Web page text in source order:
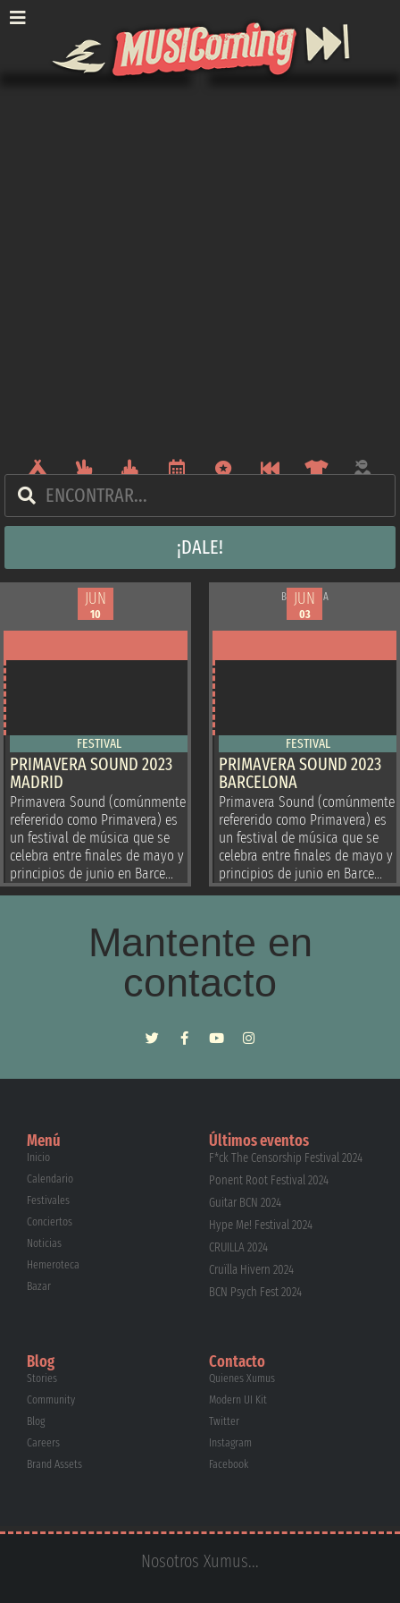
¡DALE!
MADRID
JUN
08
JUN
10
FESTIVAL
PRIMAVERA SOUND 2023
MADRID
Primavera Sound (comúnmente
refererido como Primavera) es
un festival de música que se
celebra entre finales de mayo y
principios de junio en Barce...
BARCELONA
JUN
01
JUN
03
FESTIVAL
PRIMAVERA SOUND 2023
BARCELONA
Primavera Sound (comúnmente
refererido como Primavera) es
un festival de música que se
celebra entre finales de mayo y
principios de junio en Barce...
Mantente en
contacto
Menú
Inicio
Calendario
Festivales
Conciertos
Noticias
Hemeroteca
Bazar
Últimos eventos
F*ck The Censorship Festival 2024
Ponent Root Festival 2024
Guitar BCN 2024
Hype Me! Festival 2024
CRUÏLLA 2024
Cruïlla Hivern 2024
BCN Psych Fest 2024
Blog
Stories
Community
Blog
Careers
Brand Assets
Contacto
Quienes Xumus
Modern UI Kit
Twitter
Instagram
Facebook
Nosotros Xumus...